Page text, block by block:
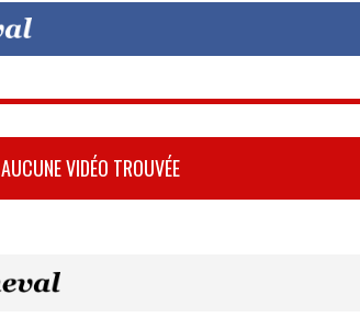
AUCUNE VIDÉO TROUVÉE